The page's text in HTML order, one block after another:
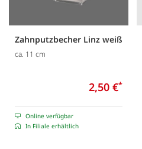
Zahnputzbecher Linz weiß
ca. 11 cm
2,50 €*
Online verfügbar
In Filiale erhältlich